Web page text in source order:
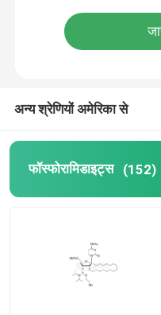
वितरण प्रणाली
अन्य श्रेणियों अमेरिका से
फॉस्फोरामिडाइट्स (152)